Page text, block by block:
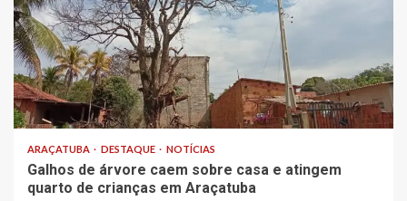
ARAÇATUBA DESTAQUE NOTÍCIAS
Galhos de árvore caem sobre casa e atingem
quarto de crianças em Araçatuba